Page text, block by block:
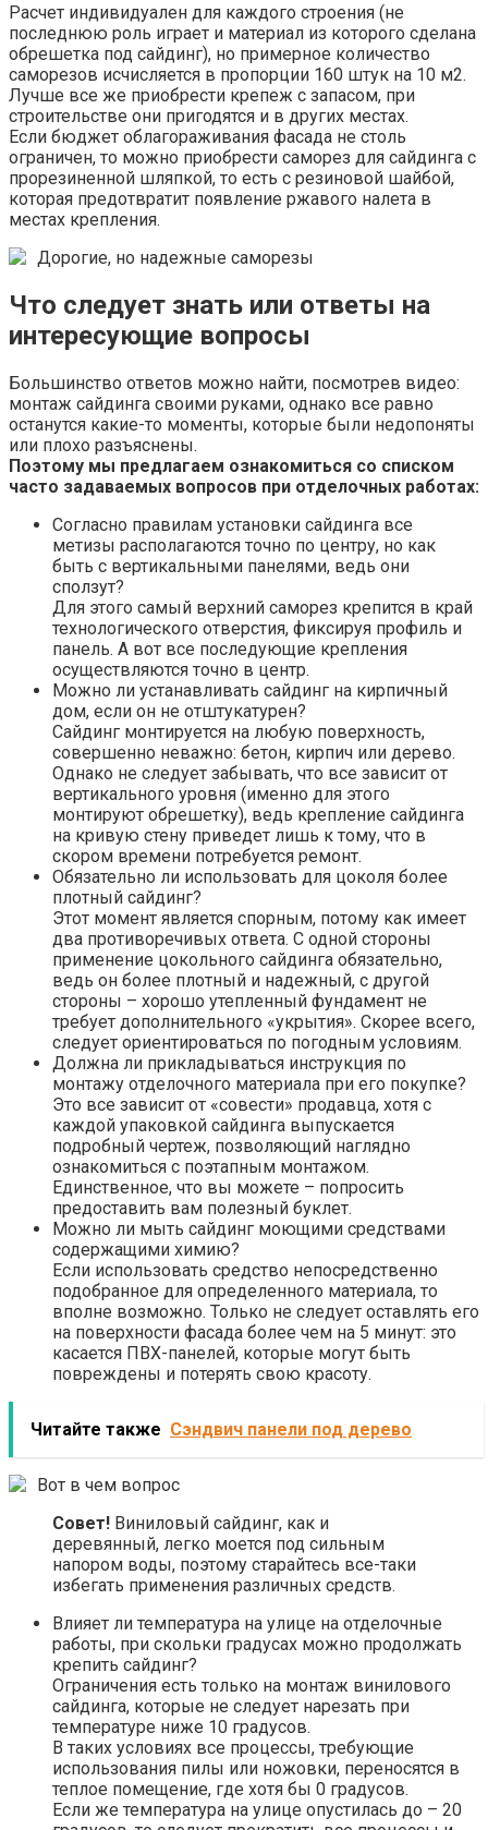
Расчет индивидуален для каждого строения (не
последнюю роль играет и материал из которого сделана
обрешетка под сайдинг), но примерное количество
саморезов исчисляется в пропорции 160 штук на 10 м2.
Лучше все же приобрести крепеж с запасом, при
строительстве они пригодятся и в других местах.
Если бюджет облагораживания фасада не столь
ограничен, то можно приобрести саморез для сайдинга с
прорезиненной шляпкой, то есть с резиновой шайбой,
которая предотвратит появление ржавого налета в
местах крепления.
Дорогие, но надежные саморезы
Что следует знать или ответы на
интересующие вопросы
Большинство ответов можно найти, посмотрев видео:
монтаж сайдинга своими руками, однако все равно
останутся какие-то моменты, которые были недопоняты
или плохо разъяснены.
Поэтому мы предлагаем ознакомиться со списком
часто задаваемых вопросов при отделочных работах:
Согласно правилам установки сайдинга все
метизы располагаются точно по центру, но как
быть с вертикальными панелями, ведь они
сползут?
Для этого самый верхний саморез крепится в край
технологического отверстия, фиксируя профиль и
панель. А вот все последующие крепления
осуществляются точно в центр.
Можно ли устанавливать сайдинг на кирпичный
дом, если он не отштукатурен?
Сайдинг монтируется на любую поверхность,
совершенно неважно: бетон, кирпич или дерево.
Однако не следует забывать, что все зависит от
вертикального уровня (именно для этого
монтируют обрешетку), ведь крепление сайдинга
на кривую стену приведет лишь к тому, что в
скором времени потребуется ремонт.
Обязательно ли использовать для цоколя более
плотный сайдинг?
Этот момент является спорным, потому как имеет
два противоречивых ответа. С одной стороны
применение цокольного сайдинга обязательно,
ведь он более плотный и надежный, с другой
стороны – хорошо утепленный фундамент не
требует дополнительного «укрытия». Скорее всего,
следует ориентироваться по погодным условиям.
Должна ли прикладываться инструкция по
монтажу отделочного материала при его покупке?
Это все зависит от «совести» продавца, хотя с
каждой упаковкой сайдинга выпускается
подробный чертеж, позволяющий наглядно
ознакомиться с поэтапным монтажом.
Единственное, что вы можете – попросить
предоставить вам полезный буклет.
Можно ли мыть сайдинг моющими средствами
содержащими химию?
Если использовать средство непосредственно
подобранное для определенного материала, то
вполне возможно. Только не следует оставлять его
на поверхности фасада более чем на 5 минут: это
касается ПВХ-панелей, которые могут быть
повреждены и потерять свою красоту.
Читайте также Сэндвич панели под дерево
Вот в чем вопрос
Совет! Виниловый сайдинг, как и
деревянный, легко моется под сильным
напором воды, поэтому старайтесь все-таки
избегать применения различных средств.
Влияет ли температура на улице на отделочные
работы, при скольки градусах можно продолжать
крепить сайдинг?
Ограничения есть только на монтаж винилового
сайдинга, которые не следует нарезать при
температуре ниже 10 градусов.
В таких условиях все процессы, требующие
использования пилы или ножовки, переносятся в
теплое помещение, где хотя бы 0 градусов.
Если же температура на улице опустилась до – 20